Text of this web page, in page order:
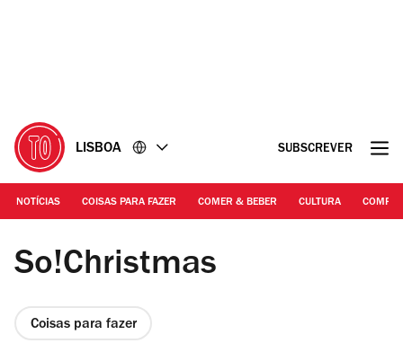
LISBOA SUBSCREVER
NOTÍCIAS COISAS PARA FAZER COMER & BEBER CULTURA
Mercado P’LA ARTE | Prata Riverside Village
So!Christmas
Coisas para fazer